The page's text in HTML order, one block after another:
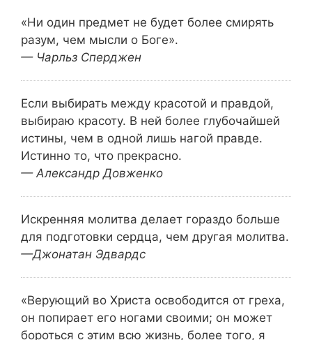
«Ни один предмет не будет более смирять
разум, чем мысли о Боге».
— Чарльз Сперджен
Если выбирать между красотой и правдой,
выбираю красоту. В ней более глубочайшей
истины, чем в одной лишь нагой правде.
Истинно то, что прекрасно.
— Александр Довженко
Искренняя молитва делает гораздо больше
для подготовки сердца, чем другая молитва.
—Джонатан Эдвардс
«Верующий во Христа освободится от греха,
он попирает его ногами своими; он может
бороться с этим всю жизнь, более того, я